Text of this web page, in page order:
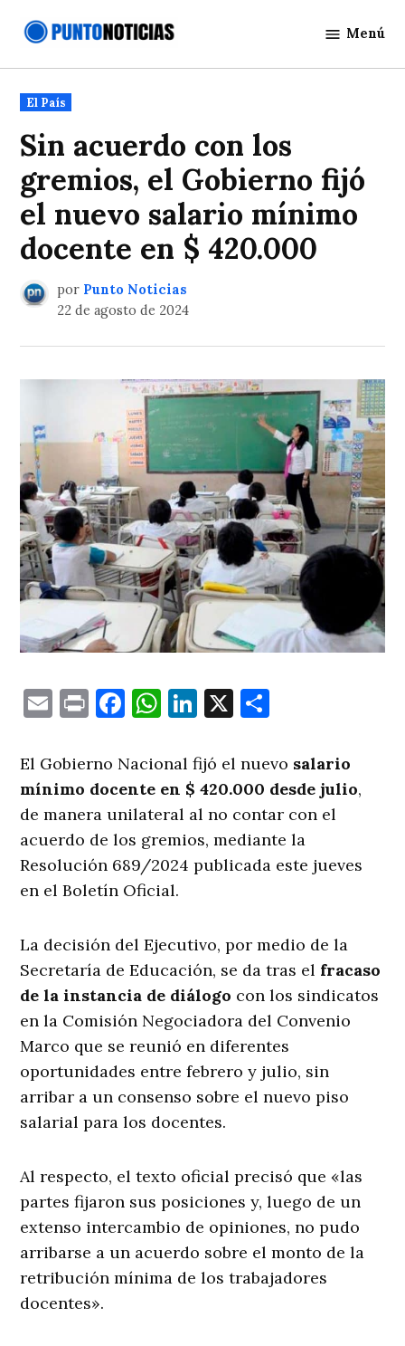
Noticias
Menú
Publicado
en
El País
Sin acuerdo con los
gremios, el Gobierno fijó
el nuevo salario mínimo
docente en $ 420.000
por Punto Noticias
22 de agosto de 2024
EmailPrintFacebook
WhatsApp
LinkedIn
X
El Gobierno Nacional fijó el nuevo salario
mínimo docente en $ 420.000 desde julio,
de manera unilateral al no contar con el
acuerdo de los gremios, mediante la
Resolución 689/2024 publicada este jueves
en el Boletín Oficial.
La decisión del Ejecutivo, por medio de la
Secretaría de Educación, se da tras el fracaso
de la instancia de diálogo con los sindicatos
en la Comisión Negociadora del Convenio
Marco que se reunió en diferentes
oportunidades entre febrero y julio, sin
arribar a un consenso sobre el nuevo piso
salarial para los docentes.
Al respecto, el texto oficial precisó que «las
partes fijaron sus posiciones y, luego de un
extenso intercambio de opiniones, no pudo
arribarse a un acuerdo sobre el monto de la
retribución mínima de los trabajadores
docentes».